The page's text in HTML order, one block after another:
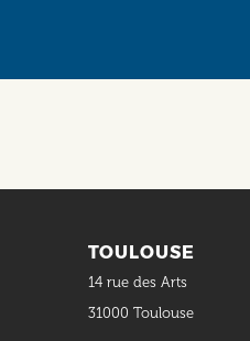
TOULOUSE
14 rue des Arts
31000 Toulouse